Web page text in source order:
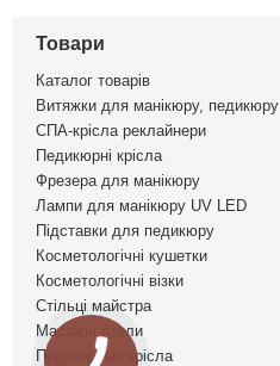
Товари
Каталог товарів
Витяжки для манікюру, педикюру
СПА-крісла реклайнери
Педикюрні крісла
Фрезера для манікюру
Лампи для манікюру UV LED
Підставки для педикюру
Косметологічні кушетки
Косметологічні візки
Стільці майстра
Масажні столи
Перукарські крісла